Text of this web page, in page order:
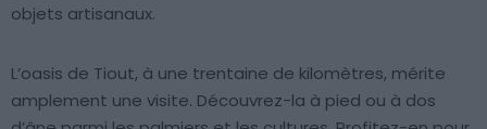
objets artisanaux.
L’oasis de Tiout, à une trentaine de kilomètres, mérite
amplement une visite. Découvrez-la à pied ou à dos